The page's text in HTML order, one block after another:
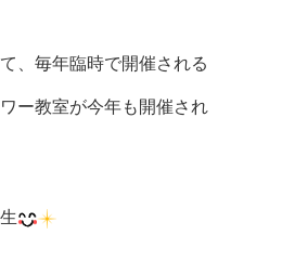
、毎年臨時で開催される
ー教室が今年も開催され